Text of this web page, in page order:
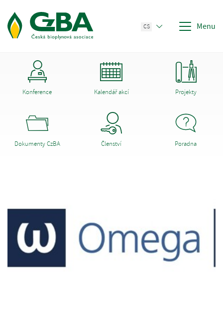
CS Menu
Konference Kalendář akcí Projekty
Dokumenty CzBA Členství Poradna